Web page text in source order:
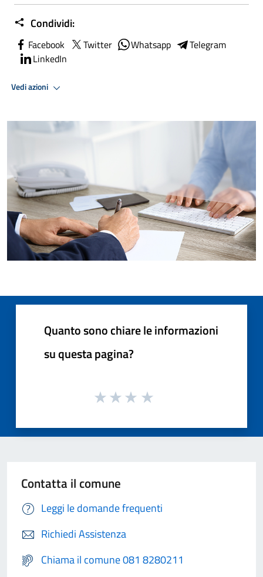
Condividi:
Facebook Twitter Whatsapp
Telegram
LinkedIn
Vedi azioni
Quanto sono chiare le informazioni
su questa pagina?
Contatta il comune
Leggi le domande frequenti
Richiedi Assistenza
Chiama il comune 081 8280211